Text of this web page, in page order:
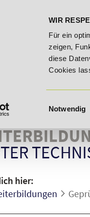
WIR
Für ein
zeigen,
diese
Cookies
Notwendig
bis 03.09.2026 -
hier: